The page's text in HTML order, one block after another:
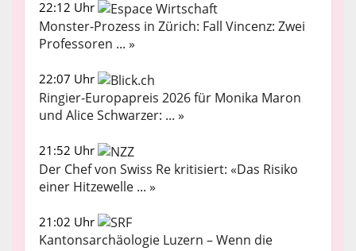
22:12 Uhr
Monster-Prozess in Zürich: Fall Vincenz: Zwei
Professoren ... »
22:07 Uhr
Ringier-Europapreis 2026 für Monika Maron
und Alice Schwarzer: ... »
21:52 Uhr
Der Chef von Swiss Re kritisiert: «Das Risiko
einer Hitzewelle ... »
21:02 Uhr
Kantonsarchäologie Luzern – Wenn die